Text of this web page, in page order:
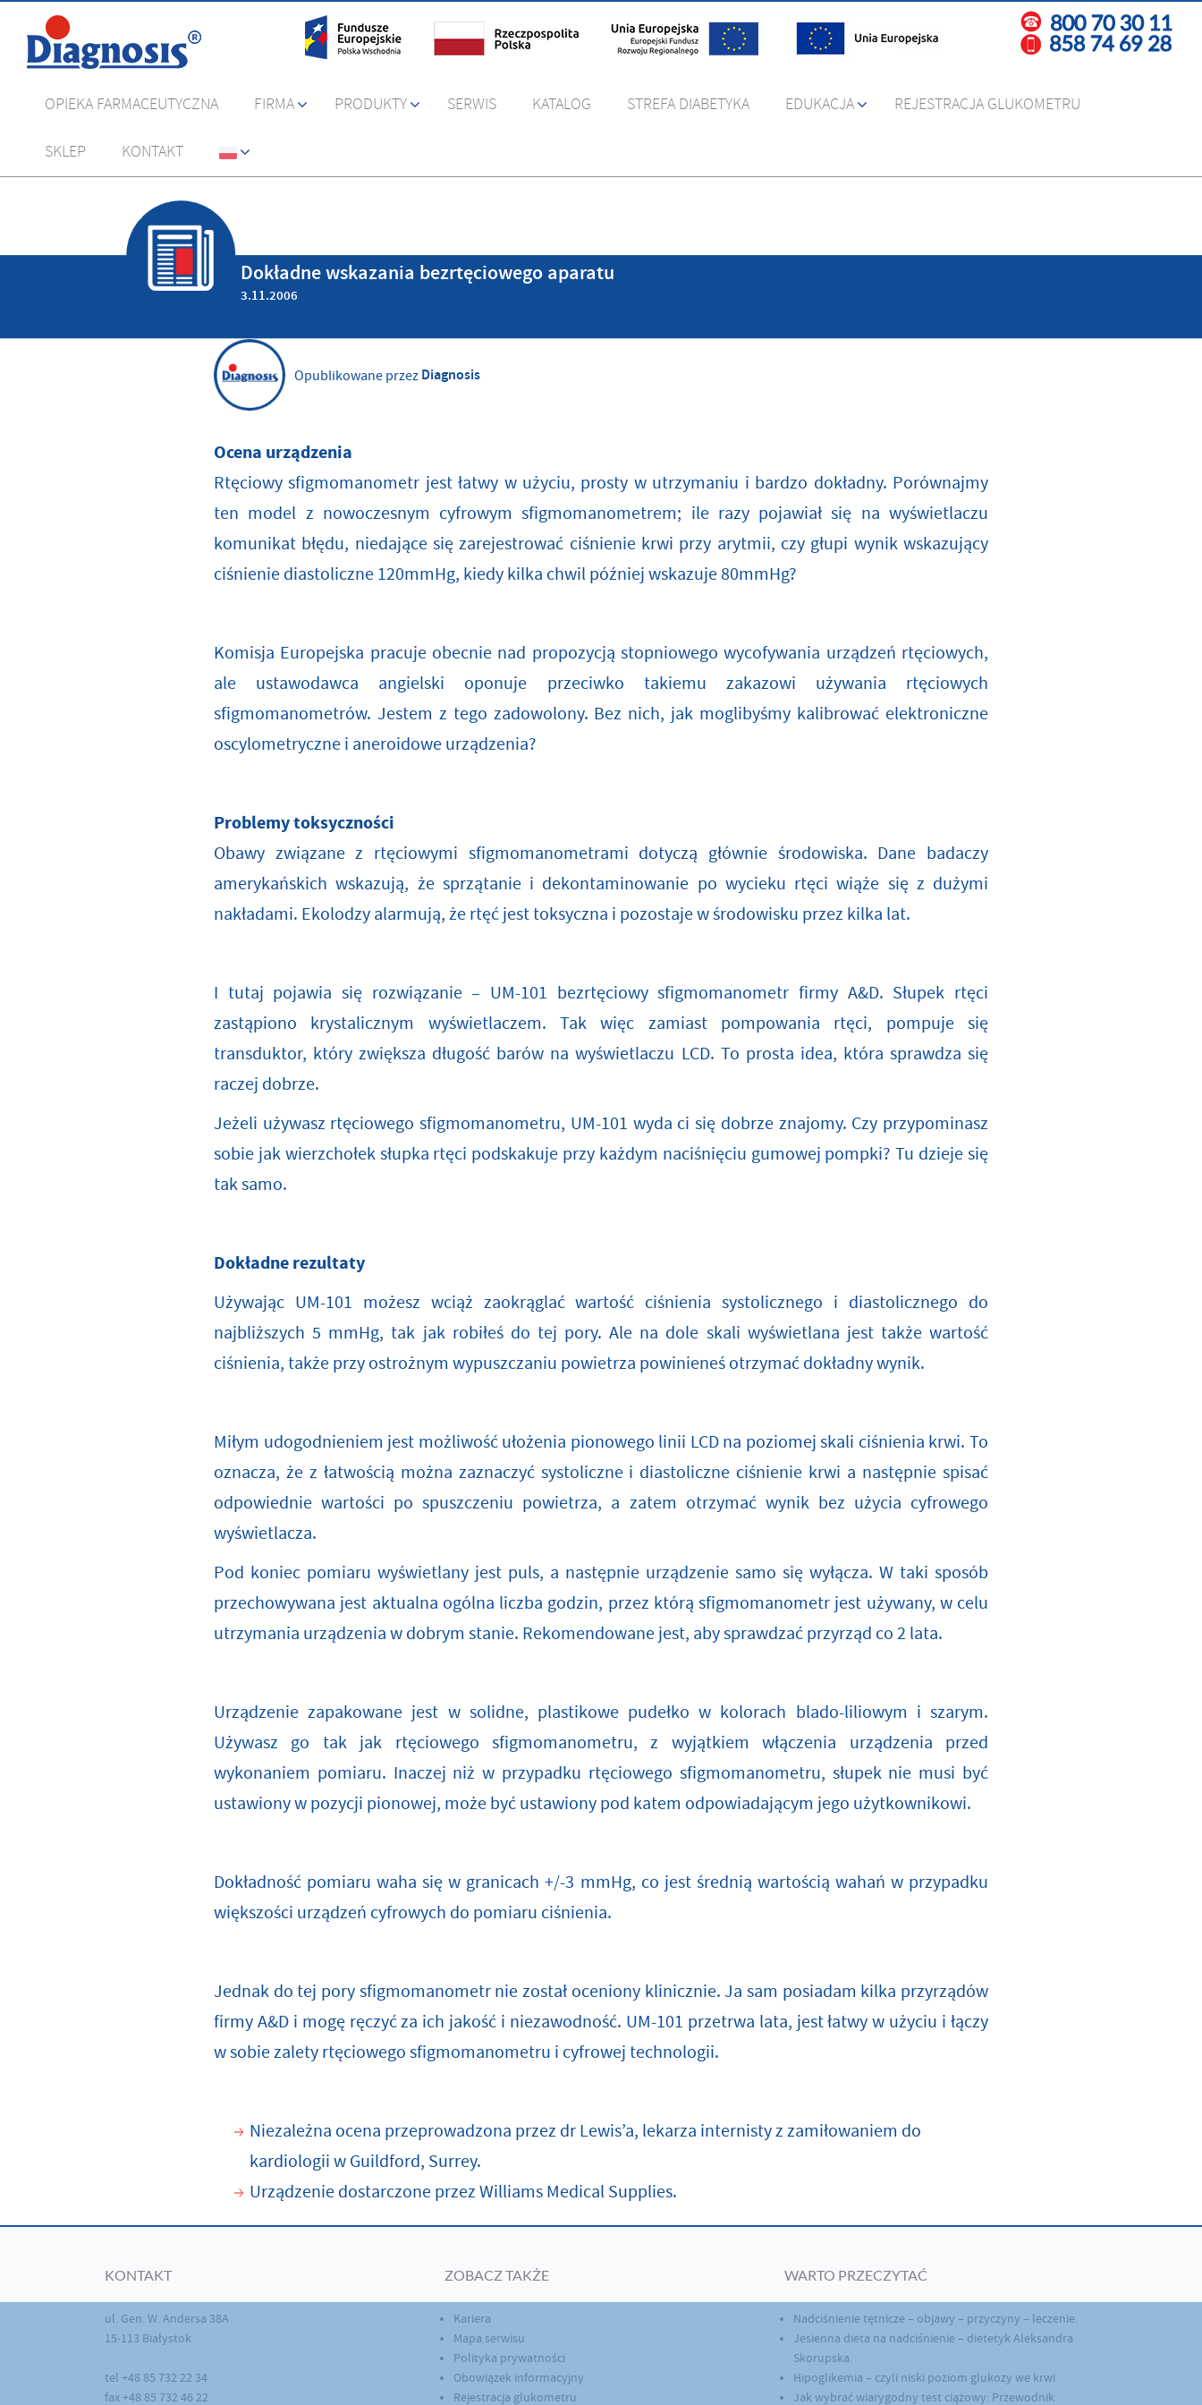
OPIEKA FARMACEUTYCZNA FIRMA PRODUKTY SERWIS KATALOG STREFA DIABETYKA EDUKACJA REJESTRACJA GLUKOMETRU
SKLEP KONTAKT
Dokładne wskazania bezrtęciowego aparatu
3.11.2006
Opublikowane przez Diagnosis
Ocena urządzenia
Rtęciowy sfigmomanometr jest łatwy w użyciu, prosty w utrzymaniu i bardzo dokładny. Porównajmy
ten model z nowoczesnym cyfrowym sfigmomanometrem; ile razy pojawiał się na wyświetlaczu
komunikat błędu, niedające się zarejestrować ciśnienie krwi przy arytmii, czy głupi wynik wskazujący
ciśnienie diastoliczne 120mmHg, kiedy kilka chwil później wskazuje 80mmHg?
Komisja Europejska pracuje obecnie nad propozycją stopniowego wycofywania urządzeń rtęciowych,
ale ustawodawca angielski oponuje przeciwko takiemu zakazowi używania rtęciowych
sfigmomanometrów. Jestem z tego zadowolony. Bez nich, jak moglibyśmy kalibrować elektroniczne
oscylometryczne i aneroidowe urządzenia?
Problemy toksyczności
Obawy związane z rtęciowymi sfigmomanometrami dotyczą głównie środowiska. Dane badaczy
amerykańskich wskazują, że sprzątanie i dekontaminowanie po wycieku rtęci wiąże się z dużymi
nakładami. Ekolodzy alarmują, że rtęć jest toksyczna i pozostaje w środowisku przez kilka lat.
I tutaj pojawia się rozwiązanie – UM-101 bezrtęciowy sfigmomanometr firmy A&D. Słupek rtęci
zastąpiono krystalicznym wyświetlaczem. Tak więc zamiast pompowania rtęci, pompuje się
transduktor, który zwiększa długość barów na wyświetlaczu LCD. To prosta idea, która sprawdza się
raczej dobrze.
Jeżeli używasz rtęciowego sfigmomanometru, UM-101 wyda ci się dobrze znajomy. Czy przypominasz
sobie jak wierzchołek słupka rtęci podskakuje przy każdym naciśnięciu gumowej pompki? Tu dzieje się
tak samo.
Dokładne rezultaty
Używając UM-101 możesz wciąż zaokrąglać wartość ciśnienia systolicznego i diastolicznego do
najbliższych 5 mmHg, tak jak robiłeś do tej pory. Ale na dole skali wyświetlana jest także wartość
ciśnienia, także przy ostrożnym wypuszczaniu powietrza powinieneś otrzymać dokładny wynik.
Miłym udogodnieniem jest możliwość ułożenia pionowego linii LCD na poziomej skali ciśnienia krwi. To
oznacza, że z łatwością można zaznaczyć systoliczne i diastoliczne ciśnienie krwi a następnie spisać
odpowiednie wartości po spuszczeniu powietrza, a zatem otrzymać wynik bez użycia cyfrowego
wyświetlacza.
Pod koniec pomiaru wyświetlany jest puls, a następnie urządzenie samo się wyłącza. W taki sposób
przechowywana jest aktualna ogólna liczba godzin, przez którą sfigmomanometr jest używany, w celu
utrzymania urządzenia w dobrym stanie. Rekomendowane jest, aby sprawdzać przyrząd co 2 lata.
Urządzenie zapakowane jest w solidne, plastikowe pudełko w kolorach blado-liliowym i szarym.
Używasz go tak jak rtęciowego sfigmomanometru, z wyjątkiem włączenia urządzenia przed
wykonaniem pomiaru. Inaczej niż w przypadku rtęciowego sfigmomanometru, słupek nie musi być
ustawiony w pozycji pionowej, może być ustawiony pod katem odpowiadającym jego użytkownikowi.
Dokładność pomiaru waha się w granicach +/-3 mmHg, co jest średnią wartością wahań w przypadku
większości urządzeń cyfrowych do pomiaru ciśnienia.
Jednak do tej pory sfigmomanometr nie został oceniony klinicznie. Ja sam posiadam kilka przyrządów
firmy A&D i mogę ręczyć za ich jakość i niezawodność. UM-101 przetrwa lata, jest łatwy w użyciu i łączy
w sobie zalety rtęciowego sfigmomanometru i cyfrowej technologii.
Niezależna ocena przeprowadzona przez dr Lewis’a, lekarza internisty z zamiłowaniem do
kardiologii w Guildford, Surrey.
Urządzenie dostarczone przez Williams Medical Supplies.
KONTAKT
ul. Gen. W. Andersa 38A
15-113 Białystok
tel +48 85 732 22 34
fax +48 85 732 46 22
ZOBACZ TAKŻE
Kariera
Mapa serwisu
Polityka prywatności
Obowiązek informacyjny
Rejestracja glukometru
WARTO PRZECZYTAĆ
Nadciśnienie tętnicze – objawy – przyczyny – leczenie.
Jesienna dieta na nadciśnienie – dietetyk Aleksandra
Skorupska.
Hipoglikemia – czyli niski poziom glukozy we krwi
Jak wybrać wiarygodny test ciążowy: Przewodnik